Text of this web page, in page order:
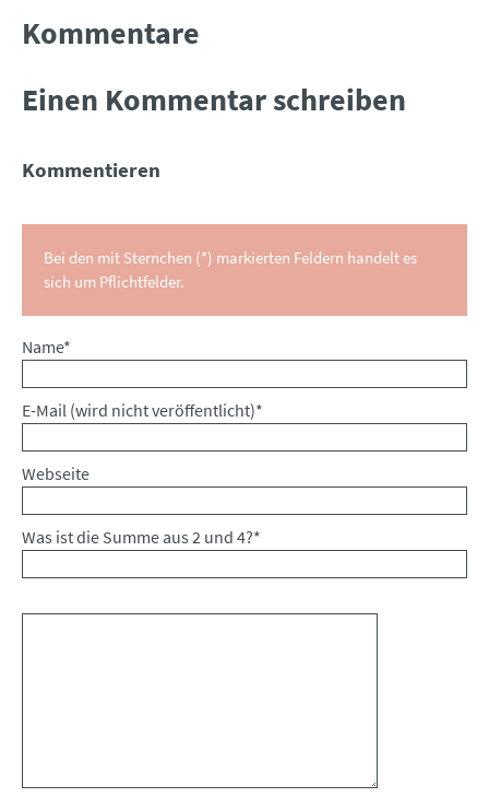
Kommentare
Einen Kommentar schreiben
Kommentieren
Bei den mit Sternchen (*) markierten Feldern handelt es
sich um Pflichtfelder.
Pflichtfeld
Name*
Pflichtfeld
E-Mail (wird nicht veröffentlicht)*
Webseite
Was ist die Summe aus 2 und 4?*